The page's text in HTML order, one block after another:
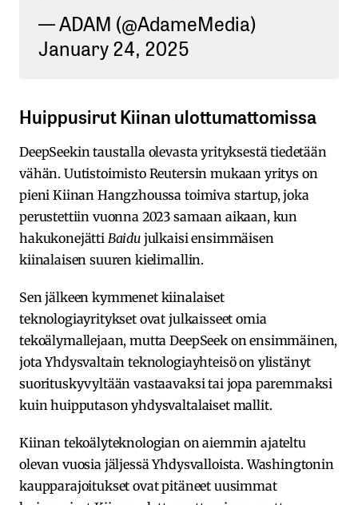
— ADAM (@AdameMedia)
January 24, 2025
Huippusirut Kiinan ulottumattomissa
DeepSeekin taustalla olevasta yrityksestä tiedetään
vähän. Uutistoimisto Reutersin mukaan yritys on
pieni Kiinan Hangzhoussa toimiva startup, joka
perustettiin vuonna 2023 samaan aikaan, kun
hakukonejätti Baidujulkaisi ensimmäisen
kiinalaisen suuren kielimallin.
Sen jälkeen kymmenet kiinalaiset
teknologiayritykset ovat julkaisseet omia
tekoälymallejaan, mutta DeepSeek on ensimmäinen,
jota Yhdysvaltain teknologiayhteisö on ylistänyt
suorituskyvyltään vastaavaksi tai jopa paremmaksi
kuin huipputason yhdysvaltalaiset mallit.
Kiinan tekoälyteknologian on aiemmin ajateltu
olevan vuosia jäljessä Yhdysvalloista. Washingtonin
kaupparajoitukset ovat pitäneet uusimmat